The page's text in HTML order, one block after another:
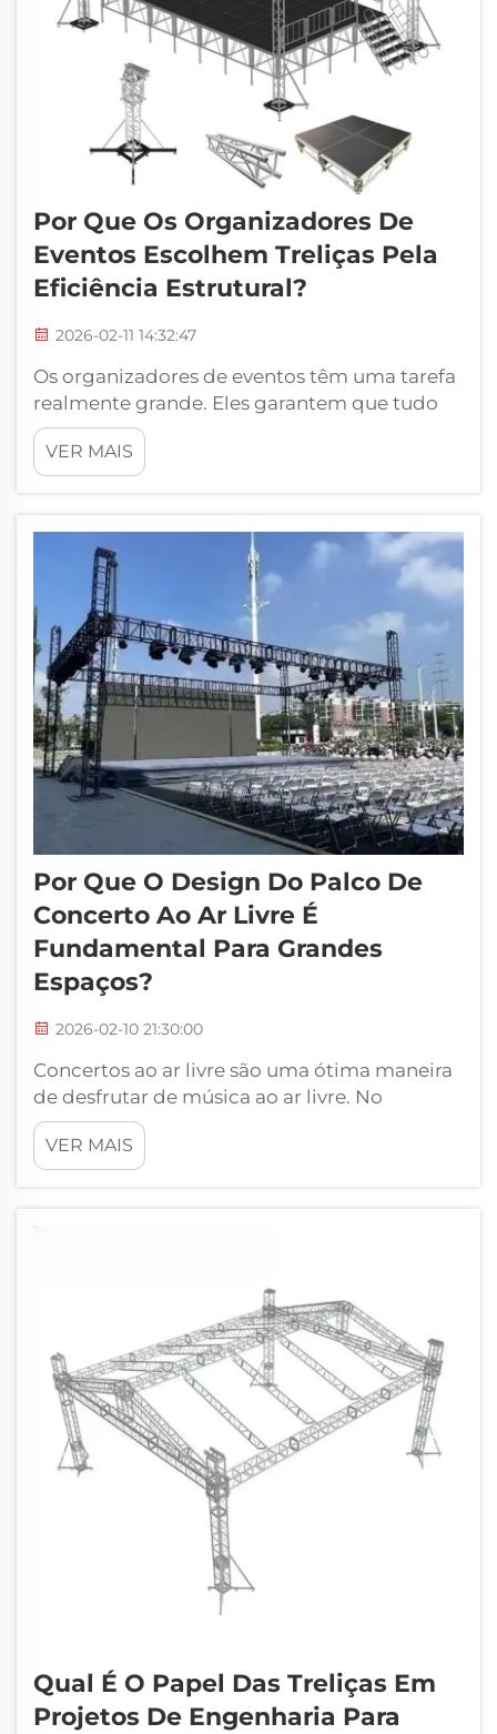
Por Que Os Organizadores De
Eventos Escolhem Treliças Pela
Eficiência Estrutural?
2026-02-11 14:32:47
Os organizadores de eventos têm uma tarefa
realmente grande. Eles garantem que tudo
funcione sem problemas em festas,
conferências e espetáculos. Um dos aspectos
importantes em que pensam é criar
eventos. Muitos organizadores optam por
treliças. As treliças são como suportes...
VER MAIS
Por Que O Design Do Palco De
Concerto Ao Ar Livre É
Fundamental Para Grandes
Espaços?
2026-02-10 21:30:00
Concertos ao ar livre são uma ótima maneira
de desfrutar de música ao ar livre. No
entanto, o modo como o palco é projetado
importa muito. O palco, onde os artistas se
apresentam, precisa ser bem construído para
feito torna todo o concerto mais divertido
VER MAIS
Qual É O Papel Das Treliças Em
Projetos De Engenharia Para